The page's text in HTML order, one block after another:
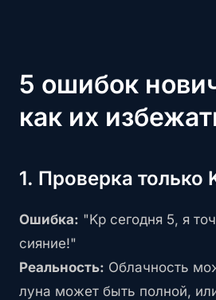
5 ошибок
как их
1. Проверка только
Ошибка: "Kp сегодня 5, я
сияние!"
Реальность: Облачность
луна может быть полной,